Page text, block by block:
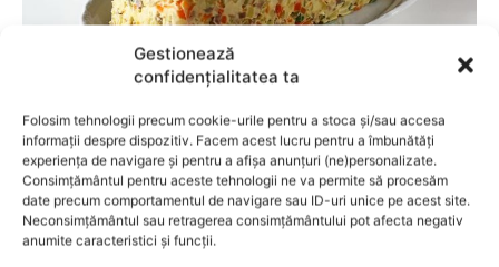
Gestionează
confidențialitatea ta
Folosim tehnologii precum cookie-urile pentru a stoca și/sau accesa
informații despre dispozitiv. Facem acest lucru pentru a îmbunătăți
experiența de navigare și pentru a afișa anunțuri (ne)personalizate.
Consimțământul pentru aceste tehnologii ne va permite să procesăm
date precum comportamentul de navigare sau ID-uri unice pe acest site.
Neconsimțământul sau retragerea consimțământului pot afecta negativ
anumite caracteristici și funcții.
Rețetă de boeuf de Anul Nou